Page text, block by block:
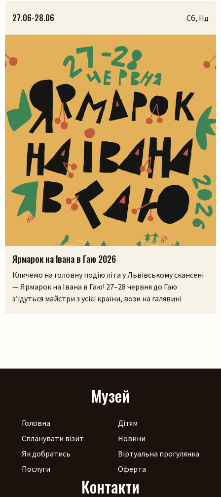
передати досвід і встановити зв’язок із сакральним.
Камінь, як матеріал, існував задовго до появи людини,
27.06-28.06 Сб, Нд
Ярмарок на Івана в Гаю 2026
Кличемо на головну подію літа у Львівському скансені
— Ярмарок на Івана в Гаю! 27–28 червня до Гаю
з’їдуться майстри з усієї країни, вози на галявині
Музей
Головна
Спланувати візит
Як добратись
Послуги
Дітям
Новини
Віртуальна прогулянка
Оферта
Контакти